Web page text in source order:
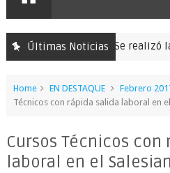
Últimas Noticias
Misionera Se realizó la
Home EN DESTAQUE Febrero
Técnicos con rápida salida laboral en
Cursos Técnicos con
laboral en el